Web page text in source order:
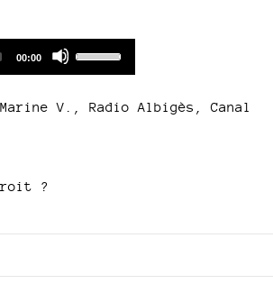
Total
00:00
keys
V., Radio Albigès, Canal
?